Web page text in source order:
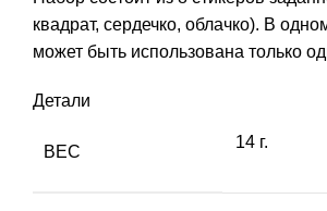
квадрат, сердечко, облачко). В
может быть использована только
Детали
ВЕС
14 г.